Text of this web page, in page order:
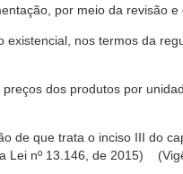
por meio da
existencial, nos termos da
preços dos produtos por
de que trata o inciso III do
nº 13.146, de 2015)